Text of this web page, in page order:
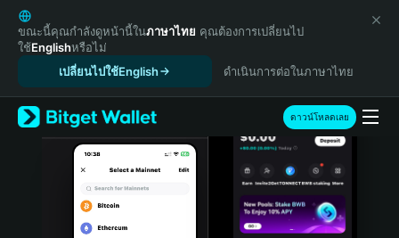
English
日本語
Tiếng Việt
Español (Latinoamérica)
Türkçe
Italiano
ขณะนี้คุณกำลังดูหน้านี้ในภาษาไทย คุณต้องการเปลี่ยนไป
ใช้Englishหรือไม่
เปลี่ยนไปใช้English
ดำเนินการต่อในภาษาไทย
ดาวน์โหลดเลย